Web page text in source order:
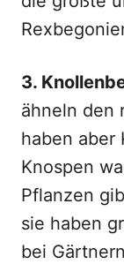
3.
ähneln den
haben aber
Knospen
Pflanzen
sie haben
bei